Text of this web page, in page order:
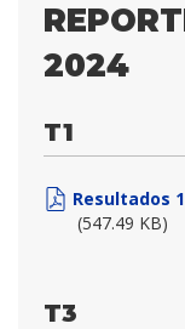
2024
T1
Resultados
(547.49 KB)
T3